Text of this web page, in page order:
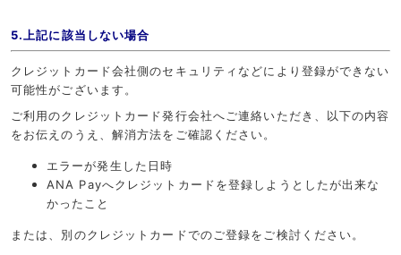
5.上記に該当しない場合
クレジットカード会社側のセキュリティなどにより登録ができない
可能性がございます。
ご利用のクレジットカード発行会社へご連絡いただき、以下の内容
をお伝えのうえ、解消方法をご確認ください。
エラーが発生した日時
ANA Payへクレジットカードを登録しようとしたが出来な
かったこと
または、別のクレジットカードでのご登録をご検討ください。